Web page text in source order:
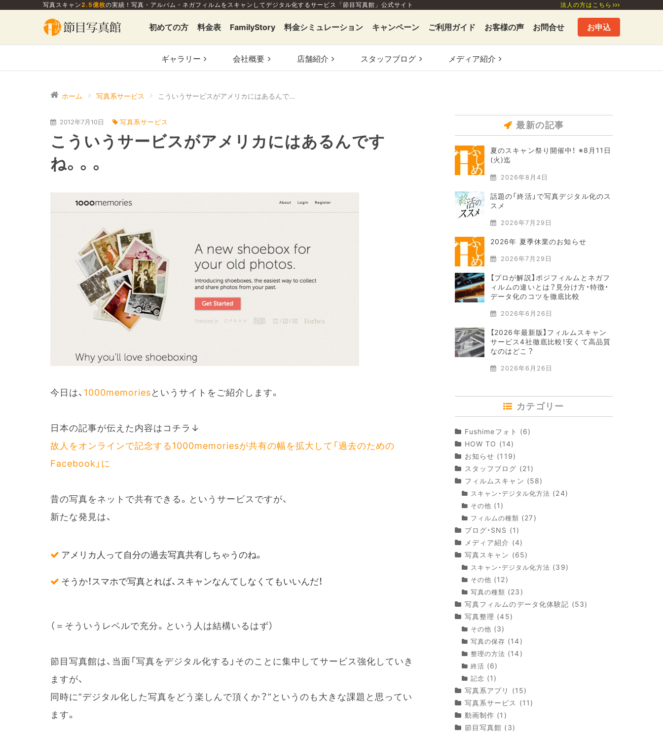
写真スキャン2.5億枚の実績！写真・アルバム・ネガフィルムをスキャンしてデジタル化するサービス「節目写真館」公式サイト 法人の方はこちら
初めての方 料金表 FamilyStory 料金シミュレーション キャンペーン ご利用ガイド お客様の声 お問合せ お申込
ギャラリー 会社概要 店舗紹介 スタッフブログ メディア紹介
ホーム 写真系サービス こういうサービスがアメリカにはあるんですね。。。
2012年7月10日 写真系サービス
こういうサービスがアメリカにはあるんです
ね。。。
今日は、 1000memoriesというサイトをご紹介します。
日本の記事が伝えた内容はコチラ↓
故人をオンラインで記念する1000memoriesが共有の幅を拡大して「過去のための
Facebook」に
昔の写真をネットで共有できる。というサービスですが、
新たな発見は、
アメリカ人って自分の過去写真共有しちゃうのね。
そうか！スマホで写真とれば、スキャンなんてしなくてもいいんだ！
（＝そういうレベルで充分。という人は結構いるはず）
節目写真館は、当面「写真をデジタル化する」そのことに集中してサービス強化していき
ますが、
同時に”デジタル化した写真をどう楽しんで頂くか？”というのも大きな課題と思ってい
ます。
最新の記事
夏のスキャン祭り開催中！ ※8月11日
(火)迄
2026年8月4日
話題の「終活」で写真デジタル化のス
スメ
2026年7月29日
2026年 夏季休業のお知らせ
2026年7月29日
【プロが解説】ポジフィルムとネガフ
ィルムの違いとは？見分け方・特徴・
データ化のコツを徹底比較
2026年6月26日
【2026年最新版】フィルムスキャン
サービス4社徹底比較！安くて高品質
なのはどこ？
2026年6月26日
カテゴリー
Fushimeフォト (6)
HOW TO (14)
お知らせ (119)
スタッフブログ (21)
フィルムスキャン (58)
スキャン・デジタル化方法 (24)
その他 (1)
フィルムの種類 (27)
ブログ・SNS (1)
メディア紹介 (4)
写真スキャン (65)
スキャン・デジタル化方法 (39)
その他 (12)
写真の種類 (23)
写真フィルムのデータ化体験記 (53)
写真整理 (45)
その他 (3)
写真の保存 (14)
整理の方法 (14)
終活 (6)
記念 (1)
写真系アプリ
(15)
写真系サービス (11)
動画制作 (1)
節目写真館 (3)